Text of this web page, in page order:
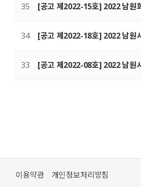
35 [공고 제2022-15호] 2022 남원
34 [공고 제2022-18호] 2022 남원
33 [공고 제2022-08호] 2022 남원
이용약관 개인정보처리방침